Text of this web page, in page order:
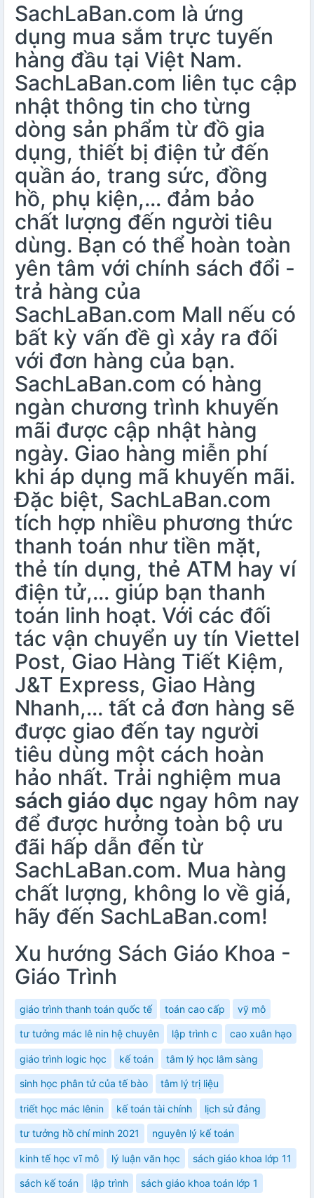
SachLaBan.com là ứng
dụng mua sắm trực tuyến
hàng đầu tại Việt Nam.
SachLaBan.com liên tục cập
nhật thông tin cho từng
dòng sản phẩm từ đồ gia
dụng, thiết bị điện tử đến
quần áo, trang sức, đồng
hồ, phụ kiện,… đảm bảo
chất lượng đến người tiêu
dùng. Bạn có thể hoàn toàn
yên tâm với chính sách đổi -
trả hàng của
SachLaBan.com Mall nếu có
bất kỳ vấn đề gì xảy ra đối
với đơn hàng của bạn.
SachLaBan.com có hàng
ngàn chương trình khuyến
mãi được cập nhật hàng
ngày. Giao hàng miễn phí
khi áp dụng mã khuyến mãi.
Đặc biệt, SachLaBan.com
tích hợp nhiều phương thức
thanh toán như tiền mặt,
thẻ tín dụng, thẻ ATM hay ví
điện tử,… giúp bạn thanh
toán linh hoạt. Với các đối
tác vận chuyển uy tín Viettel
Post, Giao Hàng Tiết Kiệm,
J&T Express, Giao Hàng
Nhanh,… tất cả đơn hàng sẽ
được giao đến tay người
tiêu dùng một cách hoàn
hảo nhất. Trải nghiệm mua
sách giáo dục ngay hôm nay
để được hưởng toàn bộ ưu
đãi hấp dẫn đến từ
SachLaBan.com. Mua hàng
chất lượng, không lo về giá,
hãy đến SachLaBan.com!
Xu hướng Sách Giáo Khoa -
Giáo Trình
giáo trình thanh toán quốc tế toán cao cấp vỹ mô
tư tưởng mác lê nin hệ chuyên lập trình c cao xuân hạo
giáo trình logic học kế toán tâm lý học lâm sàng
sinh học phân tử của tế bào tâm lý trị liệu
triết học mác lênin kế toán tài chính lịch sử đảng
tư tưởng hồ chí minh 2021 nguyên lý kế toán
kinh tế học vĩ mô lý luận văn học sách giáo khoa lớp 11
sách kế toán lập trình sách giáo khoa toán lớp 1